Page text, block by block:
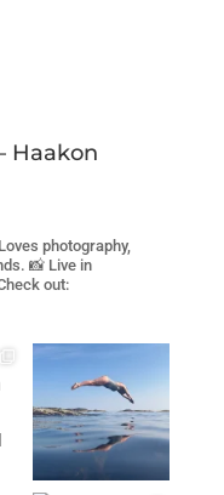
Haakon
photography,
📸 Live in
out: